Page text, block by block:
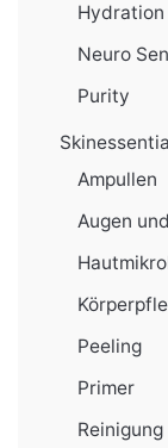
Hydration
Neuro
Purity
Ampullen
Augen
Peeling
Primer
Reinigung